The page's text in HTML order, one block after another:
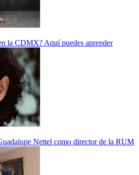
la CDMX? Aquí puedes aprender
Nettel como director de la RUM